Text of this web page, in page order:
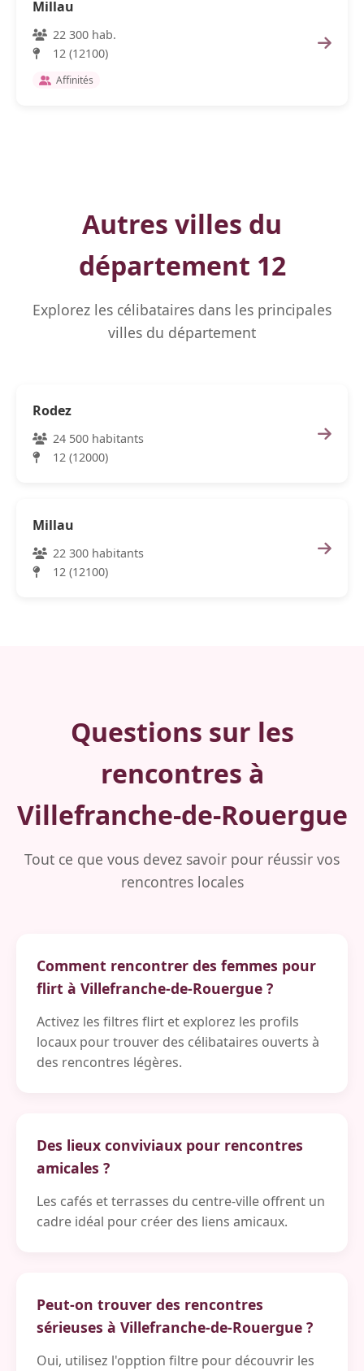
Millau
22 300 hab.
12 (12100)
Affinités
Autres villes du
département 12
Explorez les célibataires dans les principales
villes du département
Rodez
24 500 habitants
12 (12000)
Millau
22 300 habitants
12 (12100)
Questions sur les
rencontres à
Villefranche-de-Rouergue
Tout ce que vous devez savoir pour réussir vos
rencontres locales
Comment rencontrer des femmes pour
flirt à Villefranche-de-Rouergue ?
Activez les filtres flirt et explorez les profils
locaux pour trouver des célibataires ouverts à
des rencontres légères.
Des lieux conviviaux pour rencontres
amicales ?
Les cafés et terrasses du centre-ville offrent un
cadre idéal pour créer des liens amicaux.
Peut-on trouver des rencontres
sérieuses à Villefranche-de-Rouergue ?
Oui, utilisez l'opption filtre pour découvrir les